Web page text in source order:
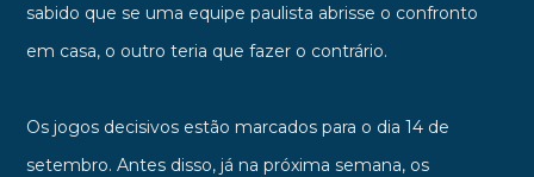
sabido que se uma equipe paulista abrisse o confronto
em casa, o outro teria que fazer o contrário.
Os jogos decisivos estão marcados para o dia 14 de
setembro. Antes disso, já na próxima semana, os